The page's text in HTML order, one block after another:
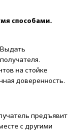
способами.
на стойке
доверенность.
предъявит
с другими